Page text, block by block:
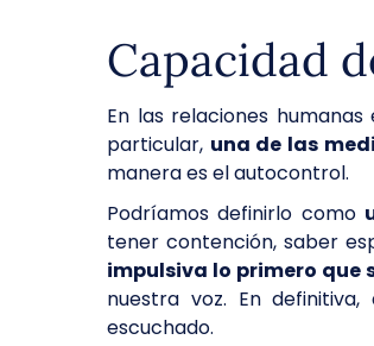
Capacidad
En las relaciones
particular, una de las
manera es el autocontrol.
Podríamos definirlo como
tener contención, saber
impulsiva lo primero que
nuestra voz. En
escuchado.